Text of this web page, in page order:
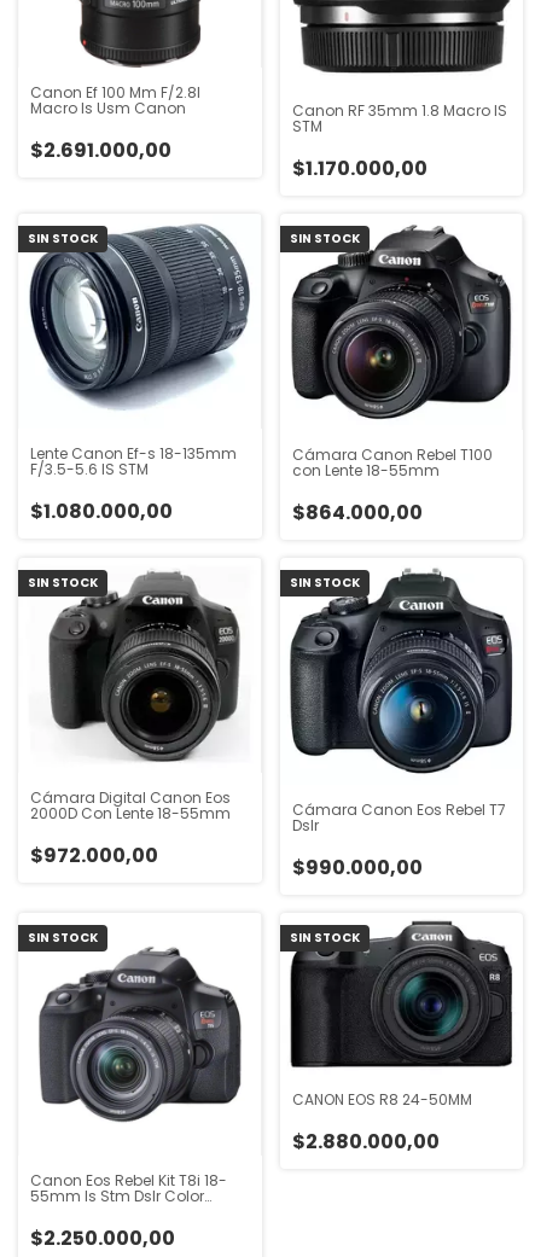
Canon Ef 100 Mm F/2.8l
Macro Is Usm Canon
$2.691.000,00
Canon RF 35mm 1.8 Macro IS
STM
$1.170.000,00
SIN STOCK
Lente Canon Ef-s 18-135mm
F/3.5-5.6 IS STM
$1.080.000,00
SIN STOCK
Cámara Canon Rebel T100
con Lente 18-55mm
$864.000,00
SIN STOCK
Cámara Digital Canon Eos
2000D Con Lente 18-55mm
$972.000,00
SIN STOCK
Cámara Canon Eos Rebel T7
Dslr
$990.000,00
SIN STOCK
Canon Eos Rebel Kit T8i 18-
55mm Is Stm Dslr Color
$2.250.000,00
SIN STOCK
CANON EOS R8 24-50MM
$2.880.000,00